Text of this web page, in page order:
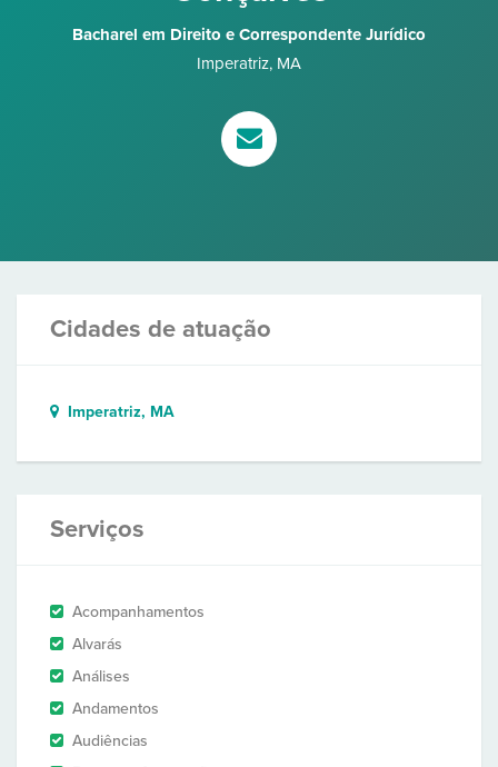
Bacharel em Direito e Correspondente Jurídico
Imperatriz, MA
Cidades de atuação
Imperatriz, MA
Serviços
Acompanhamentos
Alvarás
Análises
Andamentos
Audiências